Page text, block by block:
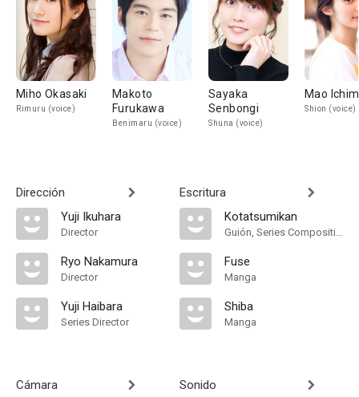
Miho Okasaki
Rimuru (voice)
Makoto
Furukawa
Benimaru (voice)
Sayaka
Senbongi
Shuna (voice)
Mao
Shion (voice)
Dirección
Yuji Ikuhara
Director
Ryo Nakamura
Director
Yuji Haibara
Series Director
Cámara
Escritura
Kotatsumikan
Guión, Series Composition
Fuse
Manga
Shiba
Manga
Sonido